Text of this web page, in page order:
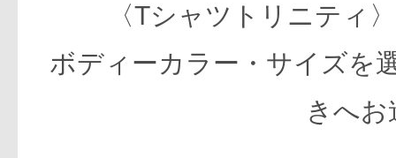
〈Tシャツトリニティ
ボディーカラー・サイズを
きへ